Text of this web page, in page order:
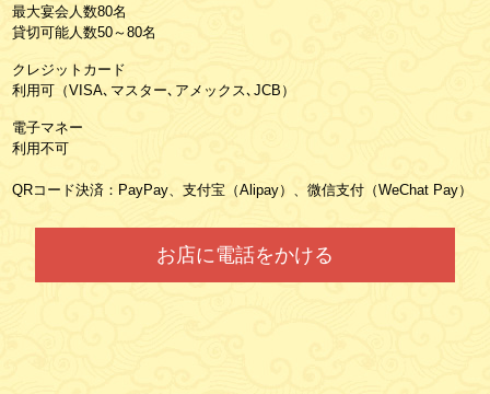
最大宴会人数80名
貸切可能人数50～80名
クレジットカード
利用可（VISA､マスター､アメックス､JCB）
電子マネー
利用不可
QRコード決済：PayPay、支付宝（Alipay）、微信支付（WeChat Pay）
お店に電話をかける